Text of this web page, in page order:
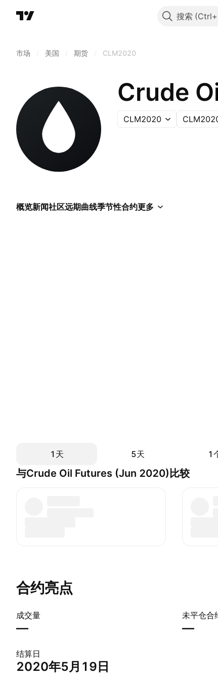
搜索
市场 美国 期货 CLM2020
Crude
CLM2020
概览新闻社区远期曲线季节性合约更多
1天 5天 1
与Crude Oil Futures (Jun 2020)比较
合约亮点
成交量
—
未平仓合
—
结算日
2020年5月19日